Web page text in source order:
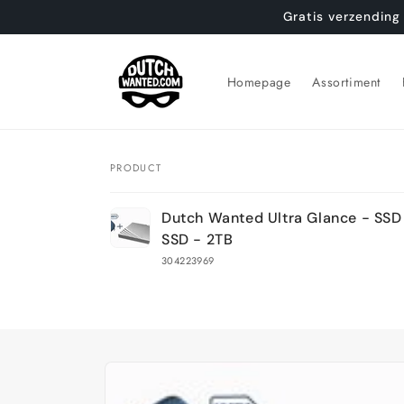
content
Gratis
Homepage Assortiment
winkelwagen
PRODUCT
Dutch Wanted Ultra Glance -
SSD - 2TB
304223969
productinformatie